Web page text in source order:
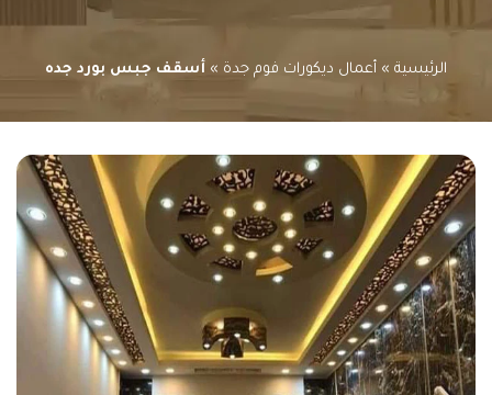
الرئيسية » أعمال ديكورات فوم جدة » أسقف جبس بورد جده